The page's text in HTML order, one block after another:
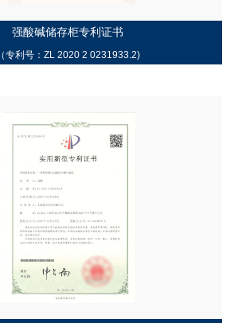
强酸碱储存柜专利证书
（专利号：ZL 2020 2 0231933.2)